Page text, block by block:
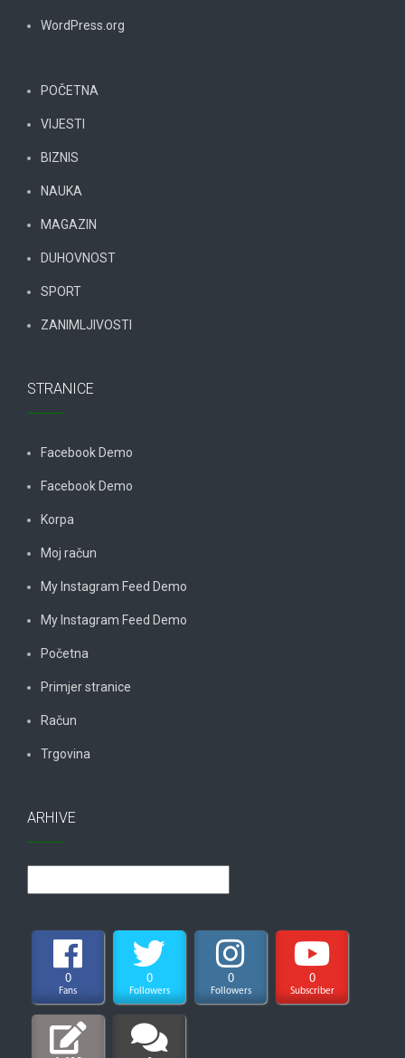
WordPress.org
POČETNA
VIJESTI
BIZNIS
NAUKA
MAGAZIN
DUHOVNOST
SPORT
ZANIMLJIVOSTI
STRANICE
Facebook Demo
Facebook Demo
Korpa
Moj račun
My Instagram Feed Demo
My Instagram Feed Demo
Početna
Primjer stranice
Račun
Trgovina
ARHIVE
0
Fans
0
Followers
0
Followers
0
Subscriber